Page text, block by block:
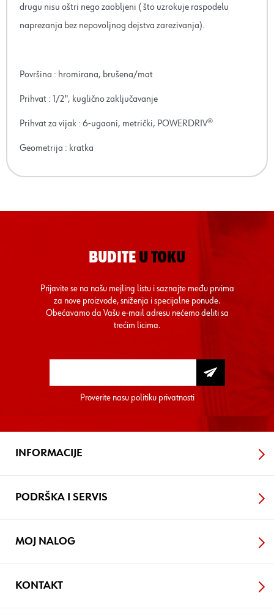
drugu nisu oštri nego zaobljeni ( što uzrokuje raspodelu
naprezanja bez nepovoljnog dejstva zarezivanja).
Površina : hromirana, brušena/mat
Prihvat : 1/2", kuglično zaključavanje
Prihvat za vijak : 6-ugaoni, metrički, POWERDRIV®
Geometrija : kratka
BUDITE U TOKU
Prijavite se na našu mejling listu i saznajte među prvima
za nove proizvode, sniženja i specijalne ponude.
Obećavamo da Vašu e-mail adresu nećemo deliti sa
trećim licima.
Proverite nasu politiku privatnosti
INFORMACIJE
PODRŠKA I SERVIS
MOJ NALOG
KONTAKT